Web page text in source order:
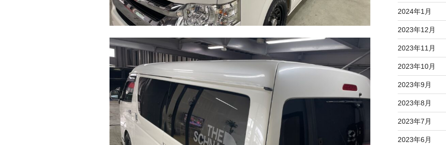
2024年1月
2023年12月
2023年11月
2023年10月
2023年9月
2023年8月
2023年7月
2023年6月